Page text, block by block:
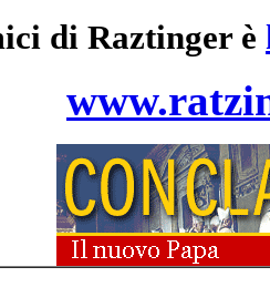
di Raztinger è